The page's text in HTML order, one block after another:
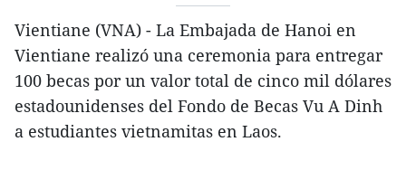
Vientiane (VNA) - La Embajada de Hanoi en
Vientiane realizó una ceremonia para entregar
100 becas por un valor total de cinco mil dólares
estadounidenses del Fondo de Becas Vu A Dinh
a estudiantes vietnamitas en Laos.